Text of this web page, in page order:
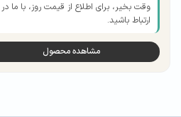
وقت بخیر، برای اطلاع از قیمت روز، با ما در
ارتباط باشید.
مشاهده محصول